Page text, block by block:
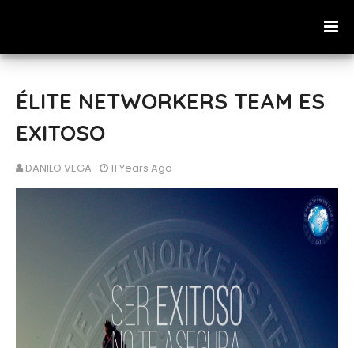
ÉLITE NETWORKERS TEAM ES
EXITOSO
DANILO VEGA 11 Years Ago